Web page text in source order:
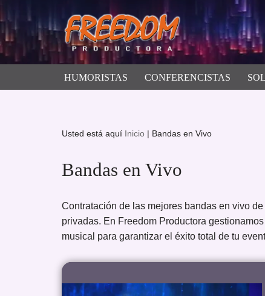
Saltar
contenido
HUMORISTAS CONFERENCISTAS
Usted está aquí Inicio | Bandas en Vivo
Bandas en Vivo
Contratación de las mejores bandas en vivo
privadas. En Freedom Productora
musical para garantizar el éxito total de tu